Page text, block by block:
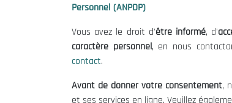
Personnel (ANPDP)
Vous avez le droit d'être informé, d'
caractère personnel, en nous
contact.
Avant de donner votre consentement,
et ses services en ligne. Veuillez